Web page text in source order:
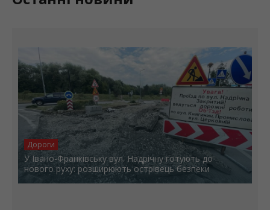
Дороги
У Івано-Франківську вул. Надрічну готують до
нового руху: розширюють острівець безпеки